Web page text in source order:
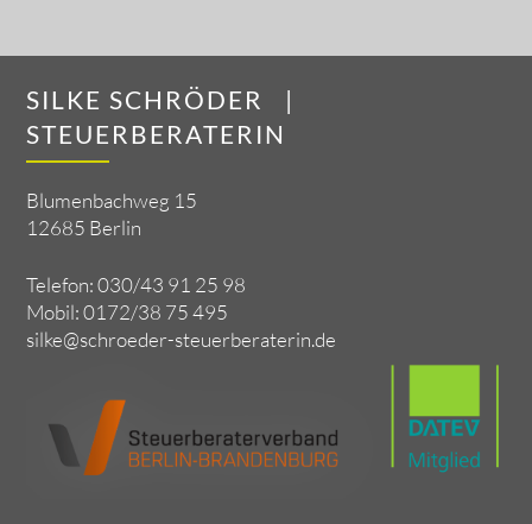
SILKE SCHRÖDER |
STEUERBERATERIN
Blumenbachweg 15
12685 Berlin
Telefon: 030/43 91 25 98
Mobil: 0172/38 75 495
silke@schroeder-steuerberaterin.de